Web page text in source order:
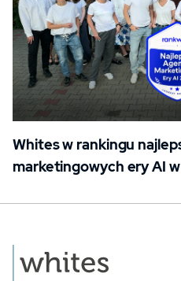
Whites w rankingu
marketingowych ery AI